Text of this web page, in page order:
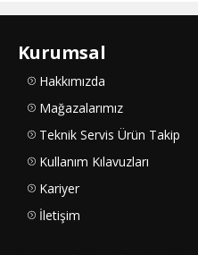
Kurumsal
Hakkımızda
Mağazalarımız
Teknik Servis Ürün Takip
Kullanım Kılavuzları
Kariyer
İletişim